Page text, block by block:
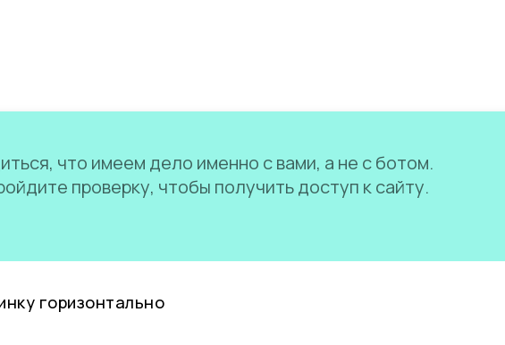
что имеем дело именно с вами, а не с ботом.
проверку, чтобы получить доступ к сайту.
горизонтально